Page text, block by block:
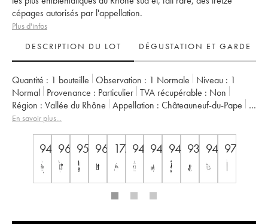
cépages autorisés par l'appellation.
Plus d'infos
DESCRIPTION DU LOT
DÉGUSTATION ET GARDE
Quantité : 1 bouteille Observation : 1 Normale Niveau : 1
Normal
Provenance : particulier TVA récupérable :
non
Région :
Vallée du Rhône Appellation :
Châteauneuf-du-Pape
Propriétaire :
En savoir plus...
94 96 95 96 17.594 94 94 93/100
94 97